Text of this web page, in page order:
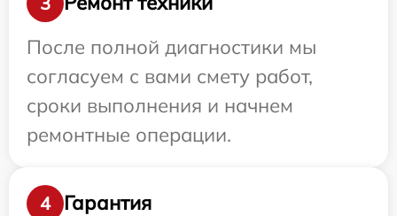
После полной диагностики мы
согласуем с вами смету работ,
сроки выполнения и начнем
ремонтные операции.
4
Гарантия